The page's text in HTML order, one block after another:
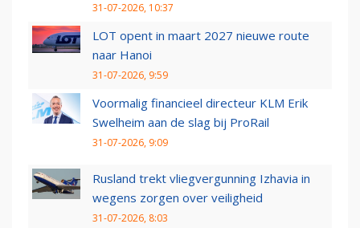
31-07-2026, 10:37
LOT opent in maart 2027 nieuwe route
naar Hanoi
31-07-2026, 9:59
Voormalig financieel directeur KLM Erik
Swelheim aan de slag bij ProRail
31-07-2026, 9:09
Rusland trekt vliegvergunning Izhavia in
wegens zorgen over veiligheid
31-07-2026, 8:03